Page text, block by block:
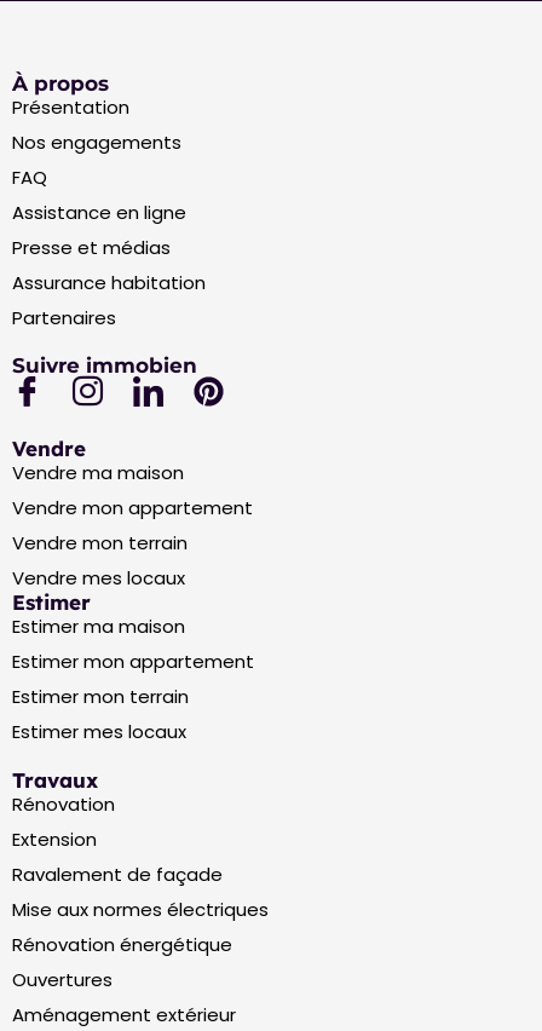
À propos
Présentation
Nos engagements
FAQ
Assistance en ligne
Presse et médias
Assurance habitation
Partenaires
Suivre immobien
Vendre
Vendre ma maison
Vendre mon appartement
Vendre mon terrain
Vendre mes locaux
Estimer
Estimer ma maison
Estimer mon appartement
Estimer mon terrain
Estimer mes locaux
Travaux
Rénovation
Extension
Ravalement de façade
Mise aux normes électriques
Rénovation énergétique
Ouvertures
Aménagement extérieur